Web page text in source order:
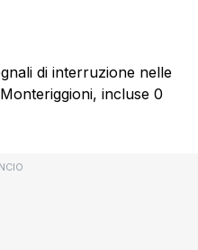
di interruzione nelle
incluse 0